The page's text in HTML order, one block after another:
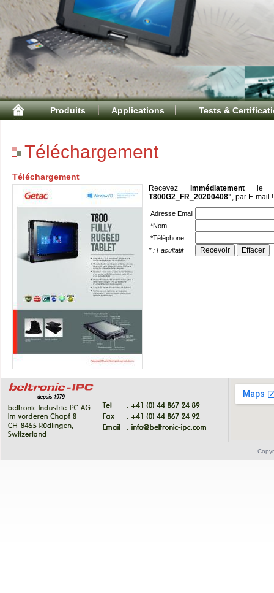
Produits Applications Tests &
Téléchargement
Téléchargement
Recevez immédiatementle
T800G2_FR_20200408", par E-mail !
Adresse Email
*Nom
*Téléphone
* : Facultatif